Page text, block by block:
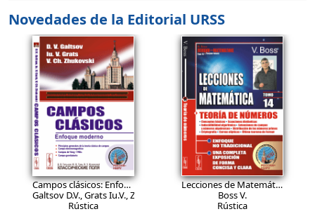
Novedades de la Editorial URSS
27.9EUR
Campos clásicos: Enfoque moderno.
Ed.2, corregida
Galtsov D.V., Grats Iu.V., Zhukovski V.Ch.
Rústica
26.9EUR
Lecciones de Matemática: Teoría de números. Conceptos básicos. Ecuaciones diofánticas. Indecidibilidad algorítmica. Extensiones de campos y números algebraicos. Distribución de los números primos. Criptografía. Curvas elípticas. Último teorema de Fermat.
Boss V.
Rústica